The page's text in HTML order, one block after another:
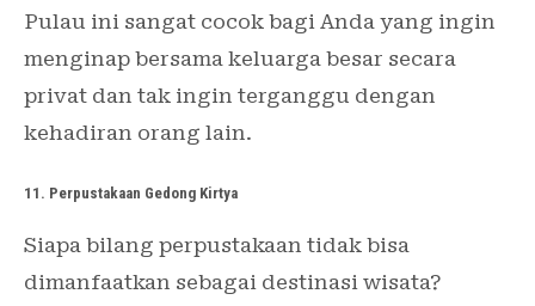
Pulau ini sangat cocok bagi Anda yang ingin
menginap bersama keluarga besar secara
privat dan tak ingin terganggu dengan
kehadiran orang lain.
11. Perpustakaan Gedong Kirtya
Siapa bilang perpustakaan tidak bisa
dimanfaatkan sebagai destinasi wisata?